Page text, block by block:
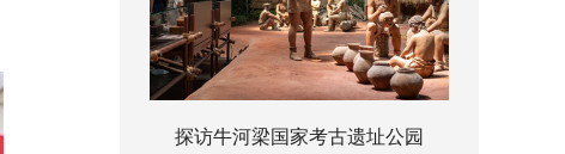
探访牛河梁国家考古遗址公园